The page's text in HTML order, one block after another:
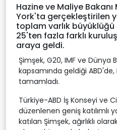
Hazine ve Maliye
York'ta gerçekleştirilen
toplam varlık
25'ten fazla farklı
araya geldi.
Şimşek, G20, IMF ve Dünya
kapsamında geldiği ABD'de,
tamamladı.
Türkiye-ABD İş Konseyi ve
düzenlenen geniş katılımlı
katılan Şimşek, ağırlıklı